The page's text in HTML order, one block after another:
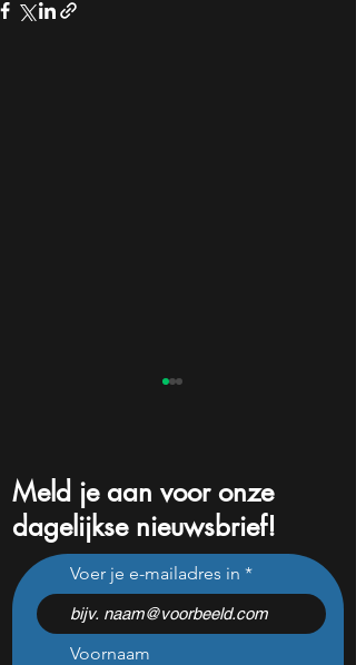
Dit AI aandeel groeit
explosief en kan de grote
winnaar van AI worden
Meld je aan voor onze
dagelijkse nieuwsbrief!
Voer je e-mailadres in
Voornaam